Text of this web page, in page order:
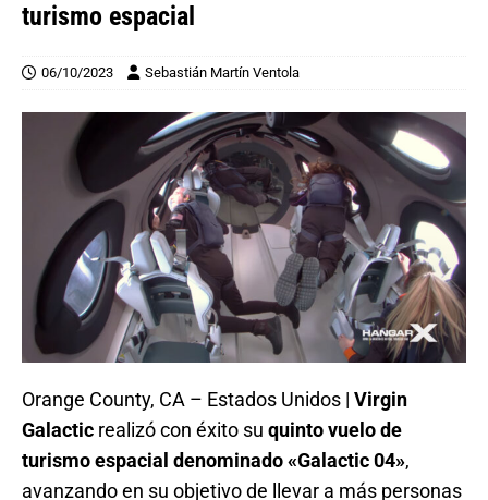
turismo espacial
06/10/2023 Sebastián Martín Ventola
Orange County, CA – Estados Unidos | Virgin
Galactic realizó con éxito su quinto vuelo de
turismo espacial denominado «Galactic 04»,
avanzando en su objetivo de llevar a más personas